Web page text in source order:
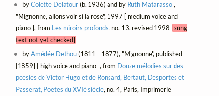
byColette Delatour(b. 1936) and by Ruth Matarasso,
"Mignonne, allons voir si la rose", 1997 [ medium voice and
piano ], from Les miroirs profonds, no. 13, revised 1998 [sung
text not yet checked]
byAmédée Dethou(1811 - 1877), "Mignonne", published
[1859] [ high voice and piano ], from Douze mélodies sur des
poësies de Victor Hugo et de Ronsard, Bertaut, Desportes et
Passerat, Poëtes du XVIè siècle, no. 4, Paris, Imprimerie